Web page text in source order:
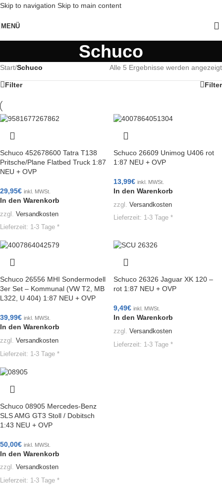
Skip to navigation Skip to main content
MENÜ
Schuco
Start/Schuco Alle 5 Ergebnisse werden angezeigt
Filter Filter
Schuco 452678600 Tatra T138
Pritsche/Plane Flatbed Truck 1:87
NEU + OVP
29,95€ inkl. MWSt.
In den Warenkorb
zzgl. Versandkosten
Lieferzeit: 1-3 Tage *
Schuco 26609 Unimog U406 rot
1:87 NEU + OVP
13,99€ inkl. MWSt.
In den Warenkorb
zzgl. Versandkosten
Lieferzeit: 1-3 Tage *
Schuco 26556 MHI Sondermodell
3er Set – Kommunal (VW T2, MB
L322, U 404) 1:87 NEU + OVP
39,99€ inkl. MWSt.
In den Warenkorb
zzgl. Versandkosten
Lieferzeit: 1-3 Tage *
Schuco 26326 Jaguar XK 120 –
rot 1:87 NEU + OVP
9,49€ inkl. MWSt.
In den Warenkorb
zzgl. Versandkosten
Lieferzeit: 1-3 Tage *
Schuco 08905 Mercedes-Benz
SLS AMG GT3 Stoll / Dobitsch
1:43 NEU + OVP
50,00€ inkl. MWSt.
In den Warenkorb
zzgl. Versandkosten
Lieferzeit: 1-3 Tage *